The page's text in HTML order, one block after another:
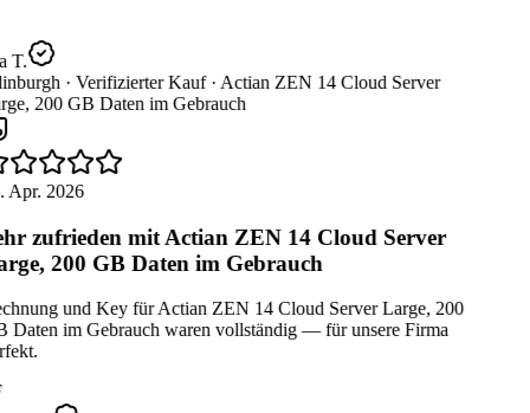
T.
· Verifizierter Kauf · Actian ZEN 14 Cloud Server
200 GB Daten im Gebrauch
Apr. 2026
zufrieden mit Actian ZEN 14 Cloud Server
200 GB Daten im Gebrauch
und Key für Actian ZEN 14 Cloud Server Large, 200
Daten im Gebrauch waren vollständig — für unsere Firma